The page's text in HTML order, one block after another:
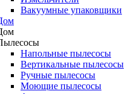
Вакуумные упаковщики
Напольные пылесосы
Вертикальные пылесосы
Ручные пылесосы
Моющие пылесосы